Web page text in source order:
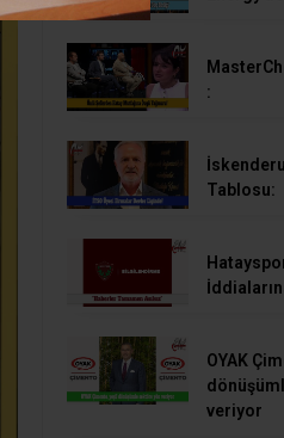
:
Tablosu:
OYAK
veriyor